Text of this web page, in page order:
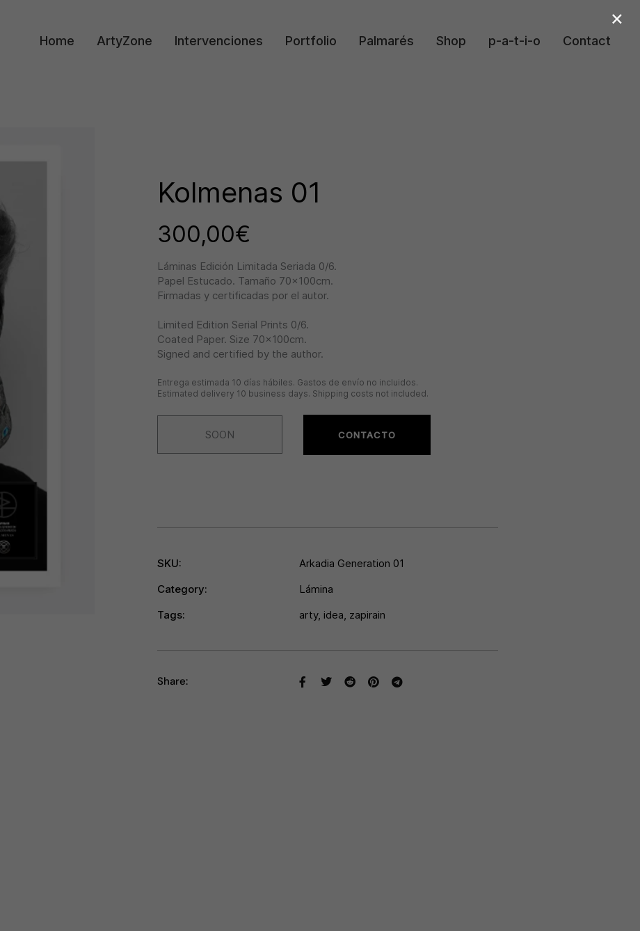
Home ArtyZone Intervenciones Portfolio Palmarés Shop p-a-t-i-o Contact
Kolmenas 01
300,00€
Láminas Edición Limitada Seriada 0/6.
Papel Estucado. Tamaño 70x100cm.
Firmadas y certificadas por el autor.
Limited Edition Serial Prints 0/6.
Coated Paper. Size 70x100cm.
Signed and certified by the author.
Entrega estimada 10 días hábiles. Gastos de envío no incluidos.
Estimated delivery 10 business days. Shipping costs not included.
SOON CONTACTO
SKU:
Arkadia Generation 01
Category:
Lámina
Tags:
arty, idea, zapirain
Share:
×